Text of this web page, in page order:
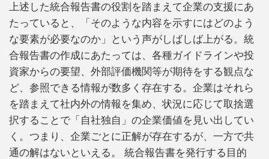
上述した統合報告書の役割を踏まえて企業の支援にあ
たっていると、「そのような内容を示すにはどのよう
な要素が必要なのか」という声がしばしば上がる。統
合報告書の作成にあたっては、各種ガイドラインや投
資家からの要望、外部評価機関等が期待をする観点な
ど、参照できる情報が数多く存在する。企業はそれら
を踏まえて社内外の情報を集め、状況に応じて取捨選
択することで「自社独自」の企業価値を見い出してい
く。つまり、企業ごとに正解が存在するが、一方で共
通の解はないといえる。 統合報告書を発行する目的